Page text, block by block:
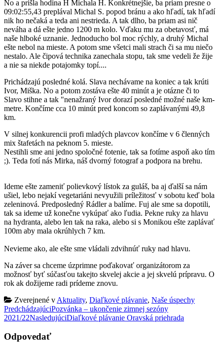
No a prišla hodina H Michala H. Konkrétnejšie, ba priam presne o
09:02:55,43 preplával Michal S. popod bránu a ako hľadí, tak hľadí
nik ho nečaká a teda ani nestrieda. A tak dlho, ba priam asi nič
neváha a dá ešte jedno 1200 m kolo. Vďaku mu za obetavosť, má
naše hlboké uznanie. Jednoducho bol moc rýchly, a druhý Michal
ešte nebol na mieste. A potom sme všetci mali strach či sa mu niečo
nestalo. Ale čipová technika zanechala stopu, tak sme vedeli že žije
a nie sa niekde potajomky topí....
Prichádzajú posledné kolá. Slava nechávame na koniec a tak krúti
Ivor, Miška. No a potom zostáva ešte 40 minút a je otázne či to
Slavo stihne a tak "nenažraný Ivor dorazí posledné možné naše km-
metre. Končíme cca 10 minút pred koncom so zaplávanými 49,8
km.
V silnej konkurencii profi mladých plavcov končíme v 6 členných
mix štafetách na peknom 5. mieste.
Nestihli sme ani jedno spoločné fotenie, tak sa fotíme aspoň ako tím
;). Teda fotí nás Mirka, náš dvorný fotograf a podpora na brehu.
Ideme ešte zameniť polievkový lístok za guláš, ba aj ďalší sa nám
ušiel, lebo nejakí vegetariáni nevyužili príležitosť v sobotu keď bola
zeleninová. Predposledný Rádler a balíme. Fuj ale sme sa dopotili,
tak sa ideme už konečne vykúpať ako ľudia. Pekne ruky za hlavu
na hydranta, alebo len tak na raka, alebo si s Monikou ešte zaplávať
100m aby mala okrúhlych 7 km.
Nevieme ako, ale ešte sme vládali zdvihnúť ruky nad hlavu.
Na záver sa chceme úzprimne poďakovať organizátorom za
možnosť byť súčasťou takejto skvelej akcie a jej skvelú prípravu. O
rok ak dožijeme radi prídeme znovu.
Zverejnené v Aktuality, Diaľkové plávanie, Naše úspechy
Post
navigation
PredchádzajúciPozvánka – ukončenie zimnej sezóny
2021/22NasledujúciDiaľkové plávanie Oravská priehrada
Odpovedať